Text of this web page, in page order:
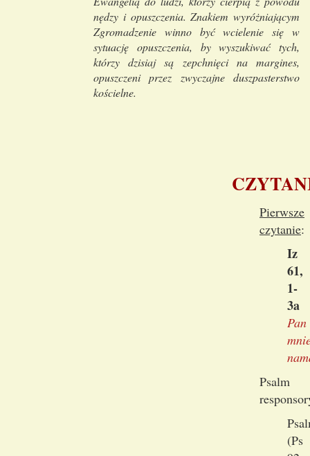
nędzy i opuszczenia. Znakiem wyróżniającym
Zgromadzenie winno być wcielenie się w
sytuację opuszczenia, by wyszukiwać tych,
którzy dzisiaj są zepchnięci na margines,
opuszczeni przez zwyczajne duszpasterstwo
kościelne.
Pierwsze
czytanie:
Iz
61,
1-
3a
Pan
Psalm
(Ps